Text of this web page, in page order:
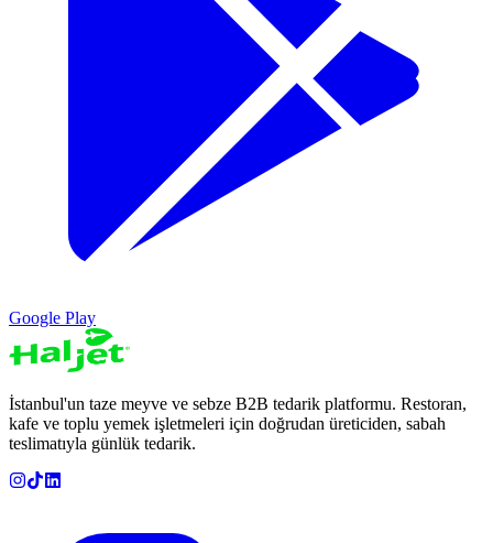
Google Play
İstanbul'un taze meyve ve sebze B2B tedarik platformu. Restoran,
kafe ve toplu yemek işletmeleri için doğrudan üreticiden, sabah
teslimatıyla günlük tedarik.